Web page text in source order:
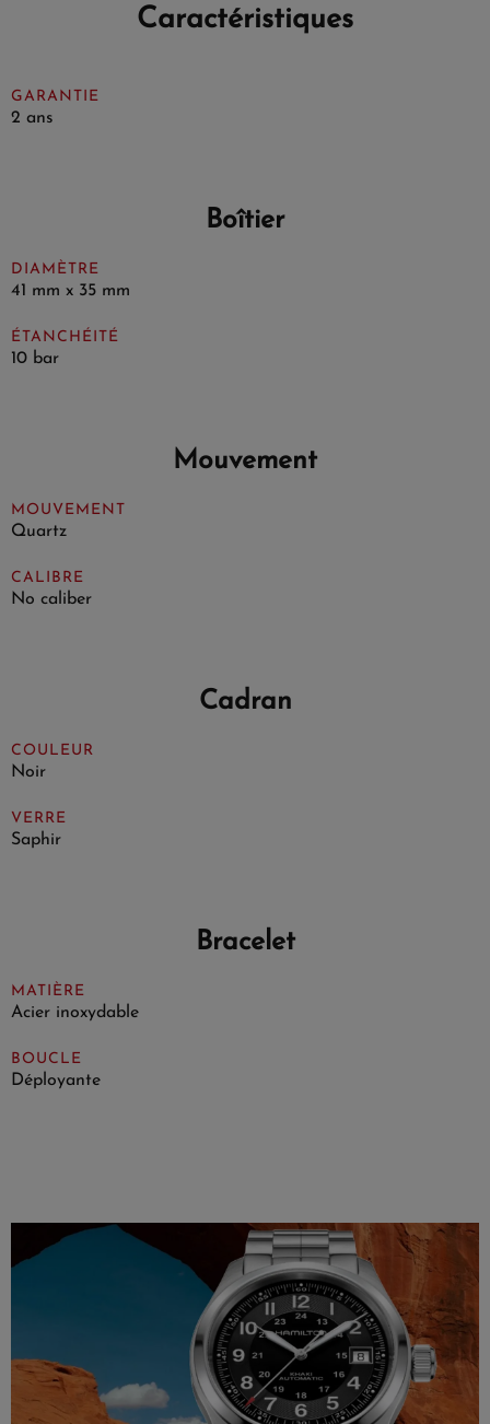
Caractéristiques
GARANTIE
2 ans
Boîtier
DIAMÈTRE
41 mm x 35 mm
ÉTANCHÉITÉ
10 bar
Mouvement
MOUVEMENT
Quartz
CALIBRE
No caliber
Cadran
COULEUR
Noir
VERRE
Saphir
Bracelet
MATIÈRE
Acier inoxydable
BOUCLE
Déployante